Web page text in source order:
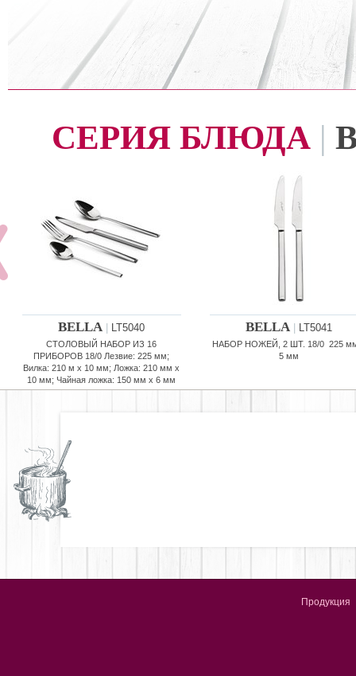
СЕРИЯ БЛЮДА |
BELLA LT5040
СТОЛОВЫЙ НАБОР ИЗ 16
ПРИБОРОВ 18/0 Лезвие: 225 мм;
Вилка: 210 м х 10 мм; Ложка: 210 мм х
10 мм; Чайная ложка: 150 мм x 6 мм
BELLA LT5041
НАБОР НОЖЕЙ, 2 ШТ. 18/0 225
5 мм
Продукция